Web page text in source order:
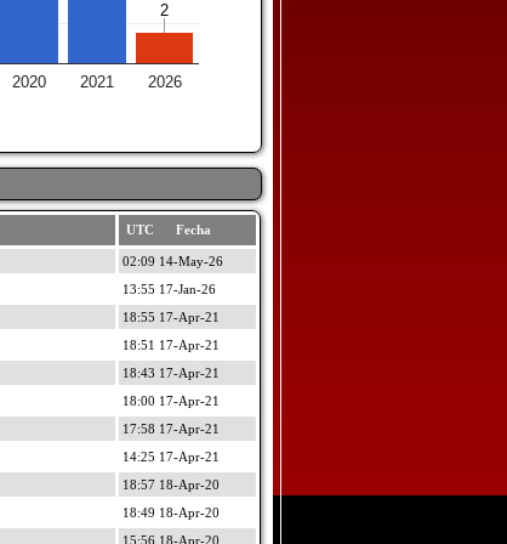
2020 2021 2026
2
2
UTC Fecha
02:09 14-May-26
13:55 17-Jan-26
18:55 17-Apr-21
18:51 17-Apr-21
18:43 17-Apr-21
18:00 17-Apr-21
17:58 17-Apr-21
14:25 17-Apr-21
18:57 18-Apr-20
18:49 18-Apr-20
15:56 18-Apr-20